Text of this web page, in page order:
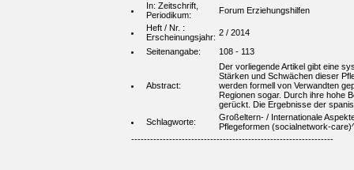
In: Zeitschrift,
Periodikum:
Forum Erziehungshilfen
Heft / Nr. :
Erscheinungsjahr: 2 / 2014
Seitenangabe:
108 - 113
Abstract:
Der vorliegende Artikel gibt eine
Stärken und Schwächen dieser
werden formell von Verwandten
Regionen sogar. Durch ihre hohe
gerückt. Die Ergebnisse der
Schlagworte:
Großeltern- / Internationale
Pflegeformen (socialnetwork-
----------------------------------------------------------------